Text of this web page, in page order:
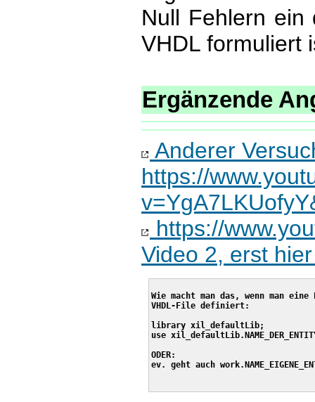
Null Fehlern ein
VHDL formuliert
Ergänzende
Anderer
https://
https://
Video 2, erst
Wie macht man das, wenn man
VHDL-File definiert:
library xil_defaultLib;
use
ODER:
ev. geht auch